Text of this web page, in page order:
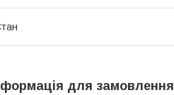
для замовлення